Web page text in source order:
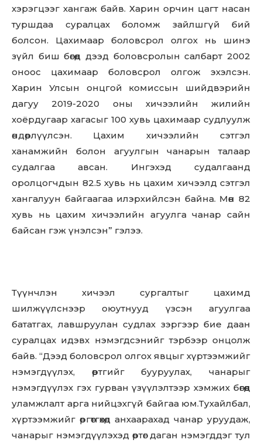
Don't miss
out!
хэрэгцээг хангаж байв. Харин орчин цагт насан
туршдаа суралцах боломж зайлшгүй бий
болсон. Цахимаар боловсрол олгох нь шинэ
зүйл биш бөгөөд дээд боловсролын салбарт 2002
оноос цахимаар боловсрол олгож эхэлсэн.
Харин Улсын онцгой комиссын шийдвэрийн
дагуу 2019-2020 оны хичээлийн жилийн
хоёрдугаар хагасыг 100 хувь цахимаар судлуулж
өндөрлүүлсэн. Цахим хичээлийн сэтгэл
ханамжийн болон агуулгын чанарын талаар
судалгаа авсан. Ингэхэд судалгаанд
оролцогчдын 82.5 хувь нь цахим хичээлд сэтгэл
хангалуун байгаагаа илэрхийлсэн байна. Мөн 82
хувь нь цахим хичээлийн агуулга чанар сайн
байсан гэж үнэлсэн” гэлээ.
Түүнчлэн хичээл сургалтыг цахимд
шилжүүлснээр оюутнууд үзсэн агуулгаа
бататгах, лавшруулан судлах зэргээр бие даан
суралцах идэвх нэмэгдсэнийг тэрбээр онцолж
байв. “Дээд боловсрол олгох явцыг хүртээмжийг
нэмэгдүүлэх, өртгийг бууруулах, чанарыг
нэмэгдүүлэх гэх гурван үзүүлэлтээр хэмжих бөгөөд
уламжлалт арга нийцэхгүй байгаа юм.Тухайлбал,
хүртээмжийг өргөтгөхөд анхаарахад чанар уруудаж,
чанарыг нэмэгдүүлэхэд өртөг даган нэмэгддэг тул